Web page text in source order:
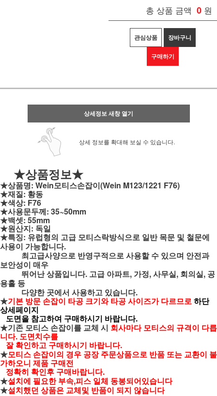
총 상품 금액 0 원
관심상품 장바구니
구매하기
상세정보 새창 열기
상세 정보를 확대해 보실 수 있습니다.
★상품정보★
★상품명: Wein모티스손잡이(Wein M123/1221 F76)
★재질: 황동
★색상: F76
★사용문두께: 35~50mm
★백셋: 55mm
★원산지: 독일
★특징: 유럽형의 고급 모티스락방식으로 일반 목문 및 철문에
사용이 가능합니다.
최고급사양으로 반영구적으로 사용할 수 있으며 안전과
보안성이 매우
뛰어난 상품입니다. 고급 아파트, 가정, 사무실, 회의실, 공
용홀 등
다양한 곳에서 사용하고 있습니다.
★기본 방문 손잡이 타공 크기와 타공 사이즈가 다르므로하단
상세페이지
도면을 참고하여 구매하시기 바랍니다.
★기존 모티스 손잡이를 교체 시 회사마다 모티스의 규격이 다릅
니다. 도면치수를
잘 확인하고 구매하시기 바랍니다.
★모티스 손잡이의 경우 공장 주문상품으로 반품 또는 교환이 불
가하오니 제품 구매전
정확히 확인후 구매바랍니다.
★설치에 필요한 부속,피스 일체 동봉되어있습니다
★설치했던 상품은 교체및 반품이 되지 않습니다